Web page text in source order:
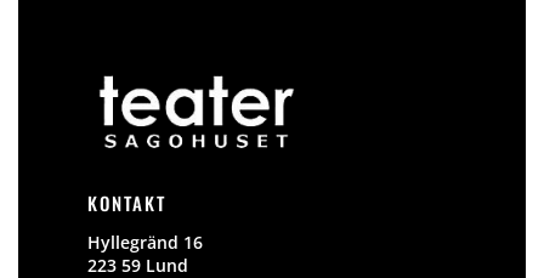
KONTAKT
Hyllegränd 16
223 59 Lund